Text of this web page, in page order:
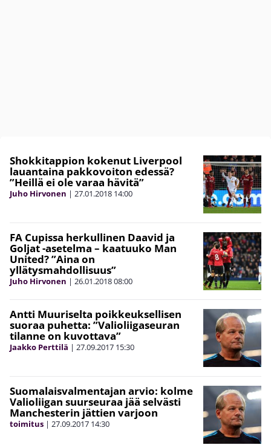
Shokkitappion kokenut Liverpool
lauantaina pakkovoiton edessä?
”Heillä ei ole varaa hävitä”
Juho Hirvonen | 27.01.2018 14:00
FA Cupissa herkullinen Daavid ja
Goljat -asetelma – kaatuuko Man
United? ”Aina on
yllätysmahdollisuus”
Juho Hirvonen | 26.01.201808:00
Antti Muuriselta poikkeuksellisen
suoraa puhetta: ”Valioliigaseuran
tilanne on kuvottava”
Jaakko Perttilä | 27.09.2017 15:30
Suomalaisvalmentajan arvio: kolme
Valioliigan suurseuraa jää selvästi
Manchesterin jättien varjoon
toimitus | 27.09.2017 14:30